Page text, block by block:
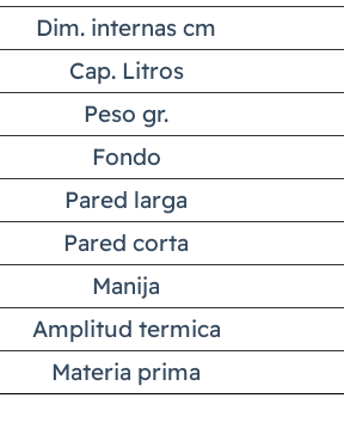
Dim. internas cm
Cap. Litros
Peso gr.
Fondo
Pared larga
Pared corta
Manija
Amplitud termica
Materia prima